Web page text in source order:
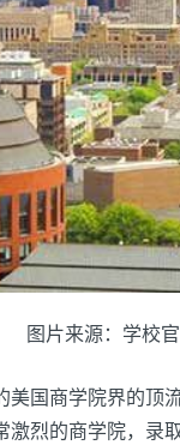
图片来源：学校
国商学院界的顶
烈的商学院，录